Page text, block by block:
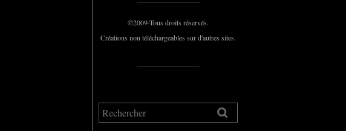
©2009-Tous droits réservés.
Créations non téléchargeables sur d'autres sites.